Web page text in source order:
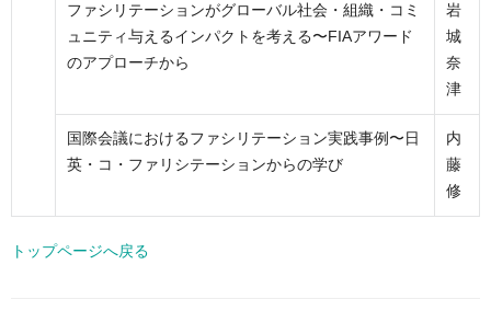
ファシリテーションがグローバル社会・組織・コミ
ュニティ与えるインパクトを考える〜FIAアワード
のアプローチから
岩
城
奈
津
国際会議におけるファシリテーション実践事例〜日
英・コ・ファリシテーションからの学び
内
藤
修
トップページへ戻る